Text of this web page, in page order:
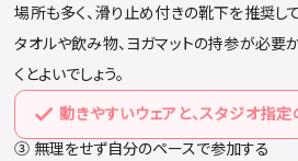
場所も多く、滑り止め付きの靴下を推奨し
タオルや飲み物、ヨガマットの持参が必要
くとよいでしょう。
動きやすいウェアと、スタジオ指定
③ 無理をせず自分のペースで参加する